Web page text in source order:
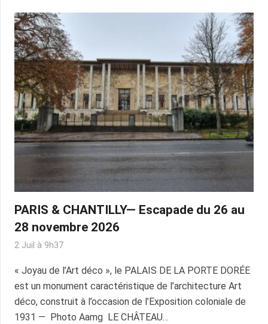
PARIS & CHANTILLY— Escapade du 26 au
28 novembre 2026
2 Juil à 9h37
« Joyau de l’Art déco », le PALAIS DE LA PORTE DORÉE
est un monument caractéristique de l’architecture Art
déco, construit à l’occasion de l’Exposition coloniale de
1931 — Photo Aamg LE CHÂTEAU…